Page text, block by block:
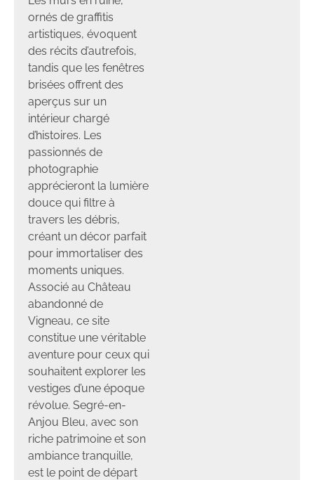
ornés de graffitis
artistiques, évoquent
des récits d’autrefois,
tandis que les fenêtres
brisées offrent des
aperçus sur un
intérieur chargé
d’histoires. Les
passionnés de
photographie
apprécieront la lumière
douce qui filtre à
travers les débris,
créant un décor parfait
pour immortaliser des
moments uniques.
Associé au Château
abandonné de
Vigneau, ce site
constitue une véritable
aventure pour ceux qui
souhaitent explorer les
vestiges d’une époque
révolue. Segré-en-
Anjou Bleu, avec son
riche patrimoine et son
ambiance tranquille,
est le point de départ